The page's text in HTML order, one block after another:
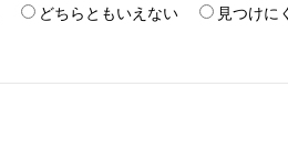
どちらともいえない 見つけに